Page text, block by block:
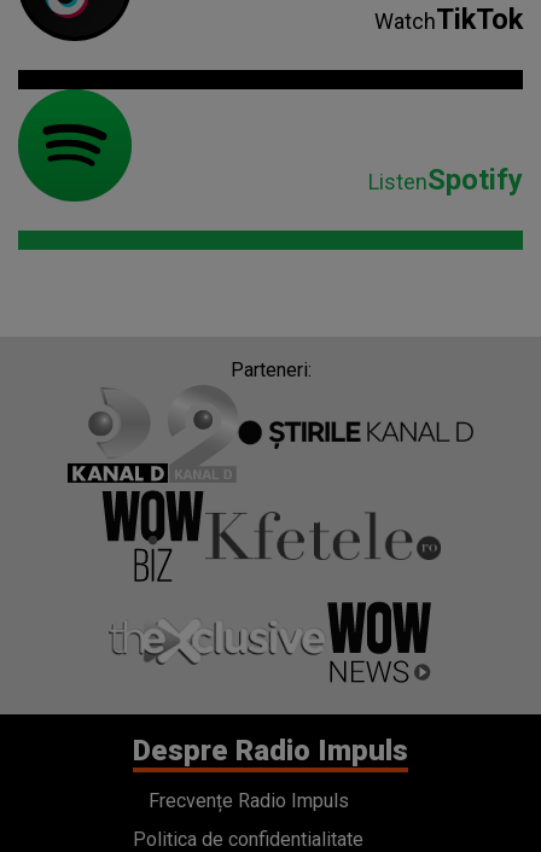
WatchTikTok
ListenSpotify
Parteneri:
Despre Radio Impuls
Frecvențe Radio Impuls
Politica de confidentialitate